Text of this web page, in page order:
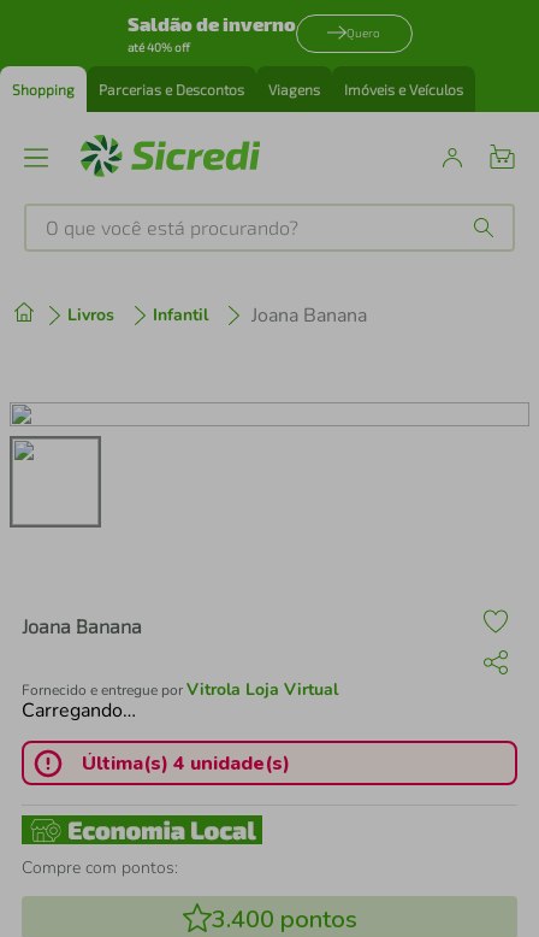
Saldão de inverno
até 40% off
Quero
Shopping Parcerias e Descontos Viagens Imóveis e Veículos
O que você está procurando?
Livros Infantil Joana Banana
Joana Banana
Fornecido e entregue porVitrola Loja Virtual
Carregando…
Última(s) 4 unidade(s)
Compre com pontos:
3.400 pontos
2º cafeteira